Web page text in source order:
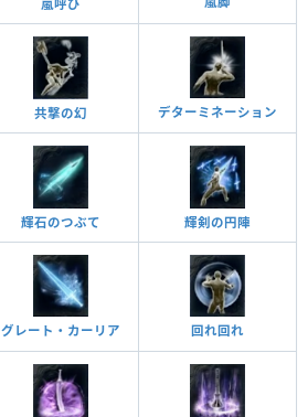
嵐呼び
共撃の幻 デターミネーション
輝石のつぶて 輝剣の円陣
グレート・カーリア 回れ回れ